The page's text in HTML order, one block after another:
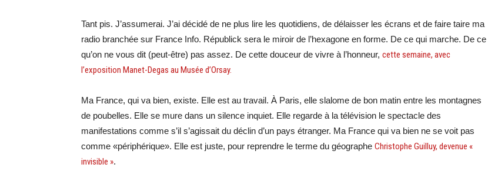
Tant pis. J’assumerai. J’ai décidé de ne plus lire les quotidiens, de délaisser les écrans et de faire taire ma
radio branchée sur France Info. Républick sera le miroir de l’hexagone en forme. De ce qui marche. De ce
qu’on ne vous dit (peut-être) pas assez. De cette douceur de vivre à l’honneur, cette semaine, avec
l’exposition Manet-Degas au Musée d’Orsay.
Ma France, qui va bien, existe. Elle est au travail. À Paris, elle slalome de bon matin entre les montagnes
de poubelles. Elle se mure dans un silence inquiet. Elle regarde à la télévision le spectacle des
manifestations comme s’il s’agissait du déclin d’un pays étranger. Ma France qui va bien ne se voit pas
comme «périphérique». Elle est juste, pour reprendre le terme du géographe Christophe Guilluy, devenue «
invisible ».